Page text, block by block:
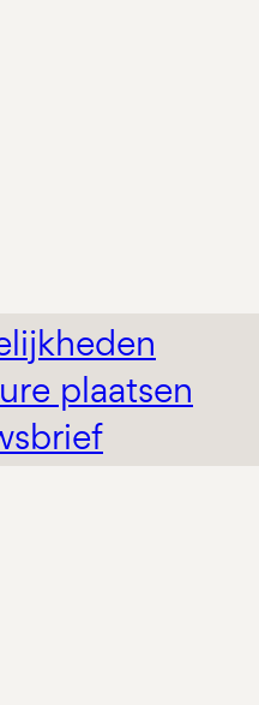
plaatsen